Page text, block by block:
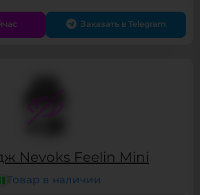
Заказать в Telegram
Nevoks Feelin Mini
Товар в наличии